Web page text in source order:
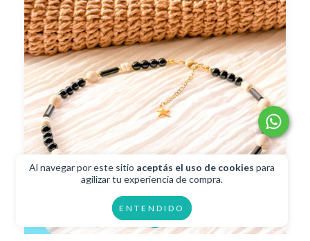
Al navegar por este sitio aceptás el uso de cookies para
agilizar tu experiencia de compra.
ENTENDIDO